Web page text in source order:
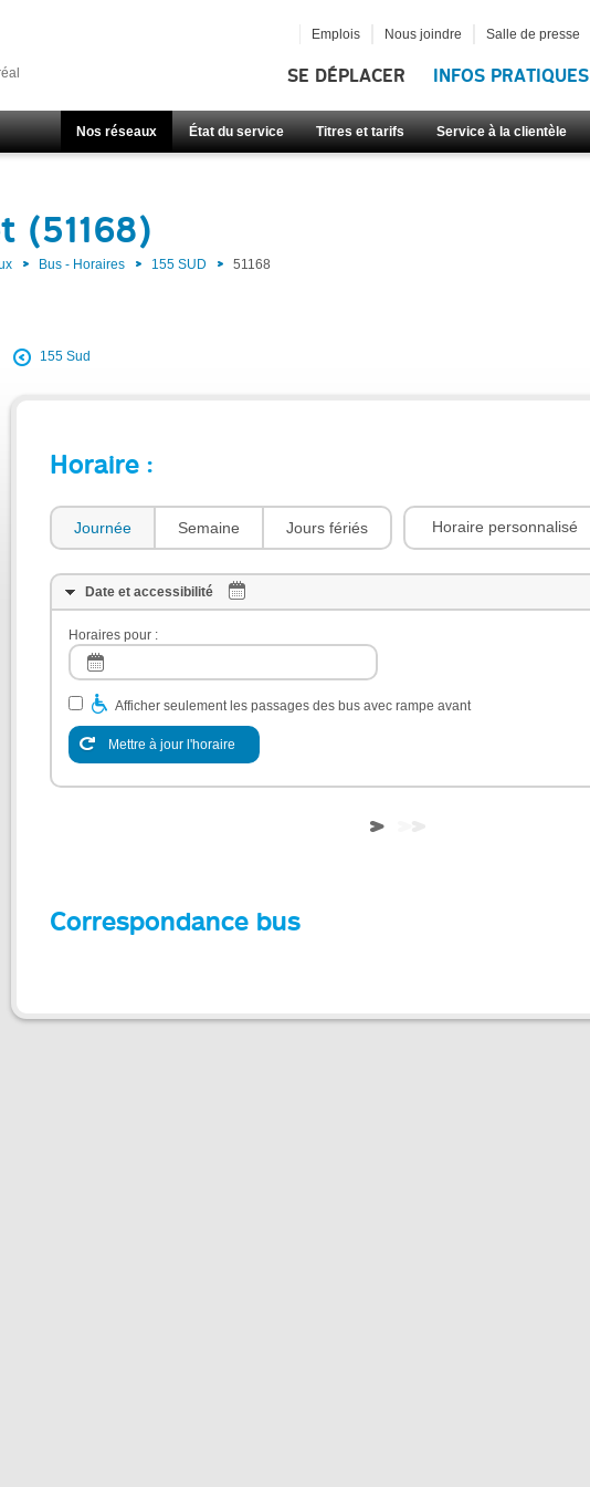
SE DÉPLACER INFOS PRATIQUES
Nos réseaux État du service Titres et tarifs Service à la clientèle
Emplois Nous joindre Salle de presse
(51168)
Bus - Horaires 155 SUD 51168
155 Sud
Horaire :
Journée Semaine Jours fériés Horaire personnalisé
Date et accessibilité
Horaires pour :
Afficher seulement les passages des bus avec rampe avant
Mettre à jour l'horaire
Correspondance bus